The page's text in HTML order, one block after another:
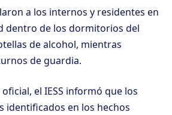
a los internos y residentes en
dentro de los dormitorios del
de alcohol, mientras
de guardia.
el IESS informó que los
identificados en los hechos